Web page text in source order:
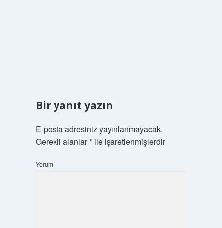
Bir yanıt yazın
E-posta adresiniz yayınlanmayacak.
Gerekli alanlar*ile işaretlenmişlerdir
Yorum